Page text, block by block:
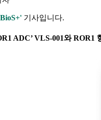
기사입니다.
ADC’ VLS-001와